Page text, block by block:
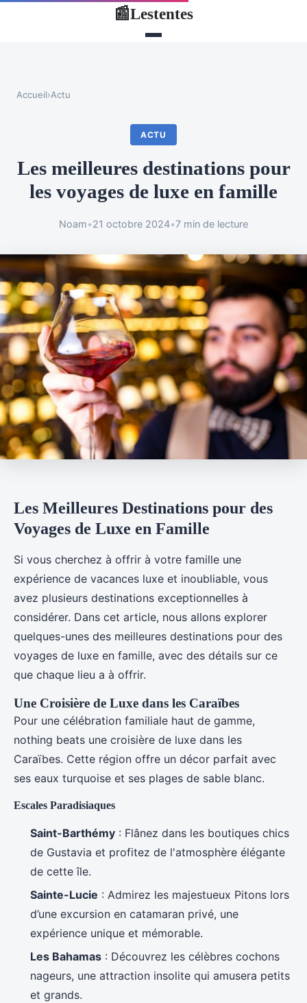
📰Lestentes
Accueil›Actu
ACTU
Les meilleures destinations pour
les voyages de luxe en famille
Noam•21 octobre 2024•7 min de lecture
Les Meilleures Destinations pour des
Voyages de Luxe en Famille
Si vous cherchez à offrir à votre famille une
expérience de vacances luxe et inoubliable, vous
avez plusieurs destinations exceptionnelles à
considérer. Dans cet article, nous allons explorer
quelques-unes des meilleures destinations pour des
voyages de luxe en famille, avec des détails sur ce
que chaque lieu a à offrir.
Une Croisière de Luxe dans les Caraïbes
Pour une célébration familiale haut de gamme,
nothing beats une croisière de luxe dans les
Caraïbes. Cette région offre un décor parfait avec
ses eaux turquoise et ses plages de sable blanc.
Escales Paradisiaques
Saint-Barthémy : Flânez dans les boutiques chics
de Gustavia et profitez de l'atmosphère élégante
de cette île.
Sainte-Lucie : Admirez les majestueux Pitons lors
d’une excursion en catamaran privé, une
expérience unique et mémorable.
Les Bahamas : Découvrez les célèbres cochons
nageurs, une attraction insolite qui amusera petits
et grands.